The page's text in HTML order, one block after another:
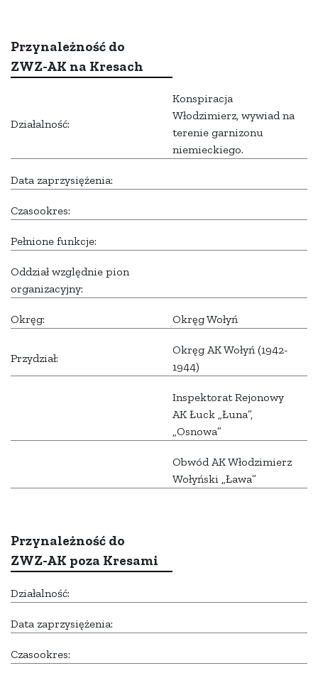
Przynależność do
ZWZ-AK na Kresach
Działalność:
Konspiracja
Włodzimierz, wywiad na
terenie garnizonu
niemieckiego.
Data zaprzysiężenia:
Czasookres:
Pełnione funkcje:
Oddział względnie pion
organizacyjny:
Okręg: Okręg Wołyń
Przydział:
Okręg AK Wołyń (1942-
1944)
Inspektorat Rejonowy
AK Łuck „Łuna”,
„Osnowa”
Obwód AK Włodzimierz
Wołyński „Ława”
Przynależność do
ZWZ-AK poza Kresami
Działalność:
Data zaprzysiężenia:
Czasookres: